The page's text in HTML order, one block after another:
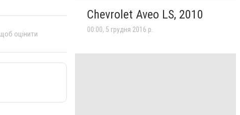
оцінити
Chevrolet Aveo LS, 2010
00:00, 5 грудня 2016 р.